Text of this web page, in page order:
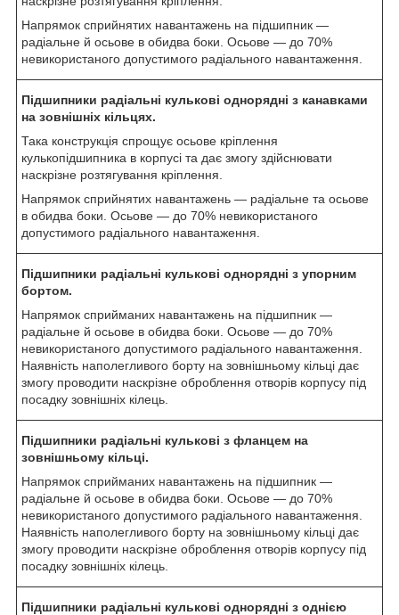
Напрямок сприйнятих навантажень на підшипник —
радіальне й осьове в обидва боки. Осьове — до 70%
невикористаного допустимого радіального навантаження.
Підшипники радіальні кулькові однорядні з канавками
на зовнішніх кільцях.
Така конструкція спрощує осьове кріплення
кулькопідшипника в корпусі та дає змогу здійснювати
наскрізне розтягування кріплення.
Напрямок сприйнятих навантажень — радіальне та осьове
в обидва боки. Осьове — до 70% невикористаного
допустимого радіального навантаження.
Підшипники радіальні кулькові однорядні з упорним
бортом.
Напрямок сприйманих навантажень на підшипник —
радіальне й осьове в обидва боки. Осьове — до 70%
невикористаного допустимого радіального навантаження.
Наявність наполегливого борту на зовнішньому кільці дає
змогу проводити наскрізне оброблення отворів корпусу під
посадку зовнішніх кілець.
Підшипники радіальні кулькові з фланцем на
зовнішньому кільці.
Напрямок сприйманих навантажень на підшипник —
радіальне й осьове в обидва боки. Осьове — до 70%
невикористаного допустимого радіального навантаження.
Наявність наполегливого борту на зовнішньому кільці дає
змогу проводити наскрізне оброблення отворів корпусу під
посадку зовнішніх кілець.
Підшипники радіальні кулькові однорядні з однією